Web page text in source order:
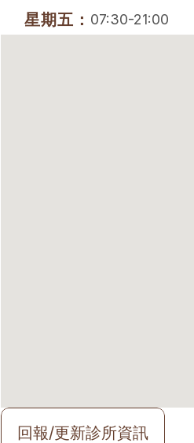
星期五： 07:30-21:00
回報/更新診所資訊